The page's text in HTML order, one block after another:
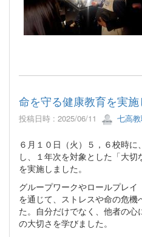
命を守る健康教育を実施
投稿日時 : 2025/06/11 七高
６月１０日（火）５，６校時
し、１年次を対象とした「大切
を実施しました。
グループワークやロールプレイ
を通じて、ストレスや命の危機
た。自分だけでなく、他者の心
の大切さを学びました。